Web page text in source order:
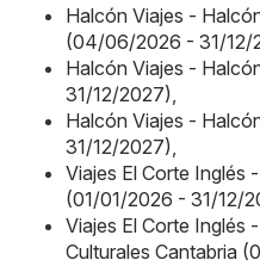
Halcón Viajes -
(04/06/2026 - 31/12/
Halcón Viajes -
31/12/2027),
Halcón Viajes -
31/12/2027),
Viajes El Corte Inglés
(01/01/2026 - 31/12/
Viajes El Corte Inglés
Culturales Cantabria